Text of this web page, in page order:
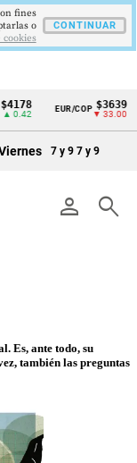
EUR/COP $3639
▼ 33.00
7 y 9 7 y 9
person search
Es, ante todo, su
también las preguntas
fines
o
cookies
CONTINUAR